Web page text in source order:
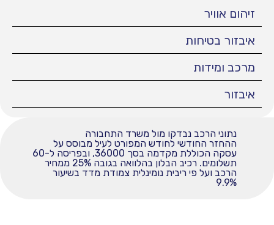
זיהום אוויר
איבזור בטיחות
מרכב ומידות
איבזור
נתוני הרכב נבדקו מול משרד התחבורה
ההחזר החודשי לחודש המפורט לעיל מבוסס על
עסקה הכוללת מקדמה בסך 36000, ובפריסה ל-60
תשלומים. רכיב הבלון בהלוואה בגובה 25% ממחיר
הרכב ועל פי ריבית נומינלית צמודת מדד בשיעור
9.9%